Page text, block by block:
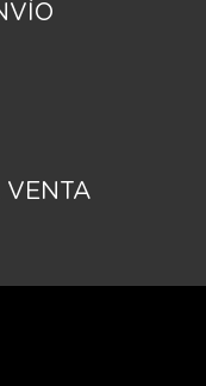
VENTA